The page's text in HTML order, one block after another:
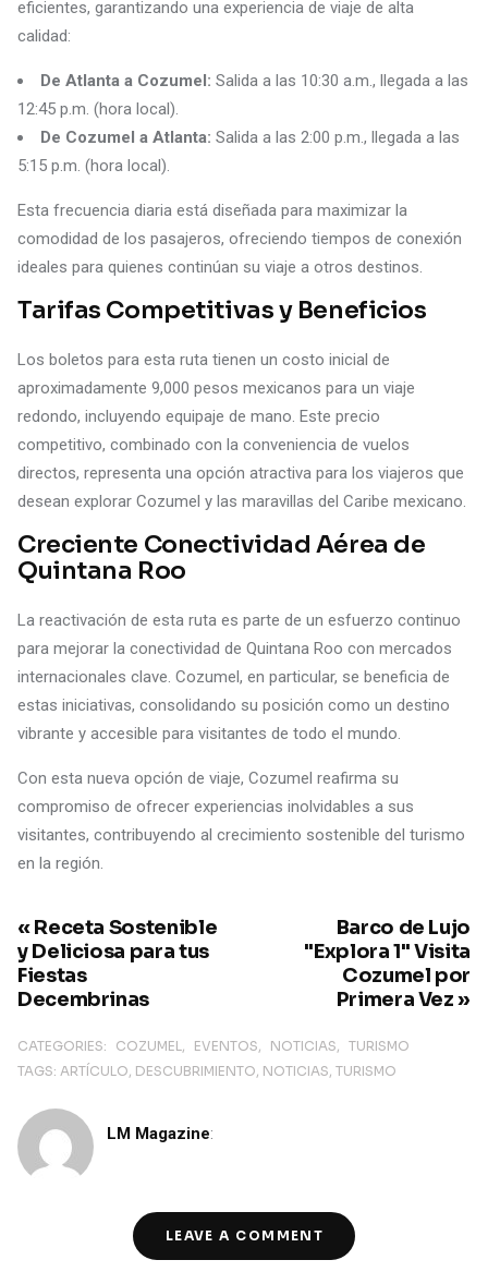
eficientes, garantizando una experiencia de viaje de alta
calidad:
De Atlanta a Cozumel: Salida a las 10:30 a.m., llegada a las
12:45 p.m. (hora local).
De Cozumel a Atlanta: Salida a las 2:00 p.m., llegada a las
5:15 p.m. (hora local).
Esta frecuencia diaria está diseñada para maximizar la
comodidad de los pasajeros, ofreciendo tiempos de conexión
ideales para quienes continúan su viaje a otros destinos.
Tarifas Competitivas y Beneficios
Los boletos para esta ruta tienen un costo inicial de
aproximadamente 9,000 pesos mexicanos para un viaje
redondo, incluyendo equipaje de mano. Este precio
competitivo, combinado con la conveniencia de vuelos
directos, representa una opción atractiva para los viajeros que
desean explorar Cozumel y las maravillas del Caribe mexicano.
Creciente Conectividad Aérea de
Quintana Roo
La reactivación de esta ruta es parte de un esfuerzo continuo
para mejorar la conectividad de Quintana Roo con mercados
internacionales clave. Cozumel, en particular, se beneficia de
estas iniciativas, consolidando su posición como un destino
vibrante y accesible para visitantes de todo el mundo.
Con esta nueva opción de viaje, Cozumel reafirma su
compromiso de ofrecer experiencias inolvidables a sus
visitantes, contribuyendo al crecimiento sostenible del turismo
en la región.
Barco de Lujo
"Explora 1" Visita
Cozumel por
Primera Vez »
« Receta Sostenible
y Deliciosa para tus
Fiestas
Decembrinas
CATEGORIES: COZUMEL EVENTOS NOTICIAS
TURISMO
TAGS: ARTÍCULO DESCUBRIMIENTO NOTICIAS TURISMO
LM Magazine:
LEAVE A COMMENT